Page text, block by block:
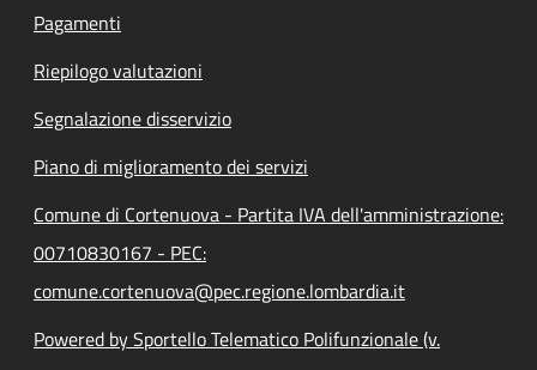
Pagamenti
Riepilogo valutazioni
Segnalazione disservizio
Piano di miglioramento dei servizi
Comune di Cortenuova - Partita IVA dell'amministrazione:
00710830167 - PEC:
comune.cortenuova@pec.regione.lombardia.it
Powered by Sportello Telematico Polifunzionale (v.